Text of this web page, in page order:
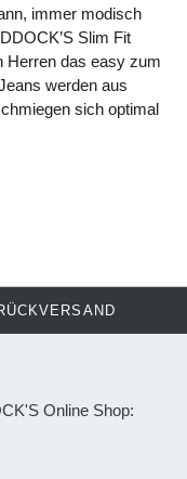
immer modisch
Slim Fit
Herren das easy zum
werden aus
sich optimal
Online Shop: